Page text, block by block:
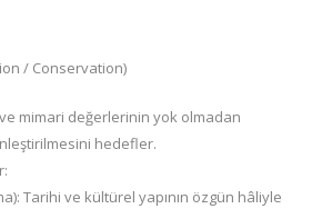
/ Conservation)
mimari değerlerinin yok olmadan
hedefler.
Tarihi ve kültürel yapının özgün hâliyle